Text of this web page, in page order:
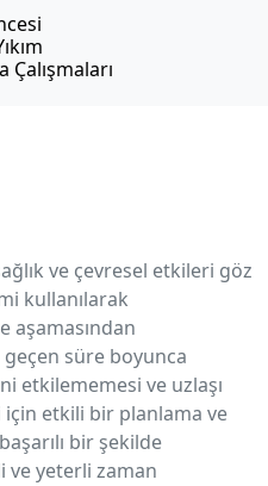
Çalışmaları
ve çevresel etkileri göz
kullanılarak
aşamasından
süre boyunca
etkilememesi ve uzlaşı
etkili bir planlama ve
bir şekilde
ve yeterli zaman